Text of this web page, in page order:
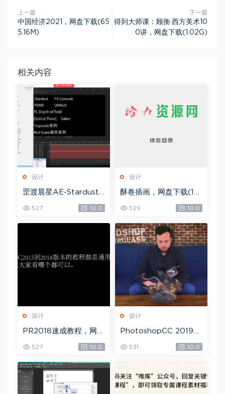
上一篇
中国经济2021，网盘下载(65
5.16M)
下一篇
得到大师课：顾衡·西方美术10
0讲，网盘下载(1.02G)
相关内容
设计
罡渡晨星AE-Stardust
星尘粒子教程教学,共22
8节全套AE综合基础，
网盘下载(172.73G)
527 10.0
设计
酥卷插画，网盘下载(15.
529 10.0
设计
PR2018速成教程，网盘
527 10.0
设计
PhotoshopCC 2019
大师课，网盘下载(5.71
G)
531 10.0